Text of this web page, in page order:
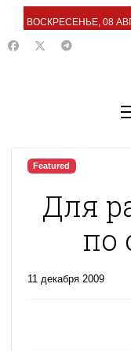
ВОСКРЕСЕНЬЕ, 08
Featured
Для
по
11 декабря 2009